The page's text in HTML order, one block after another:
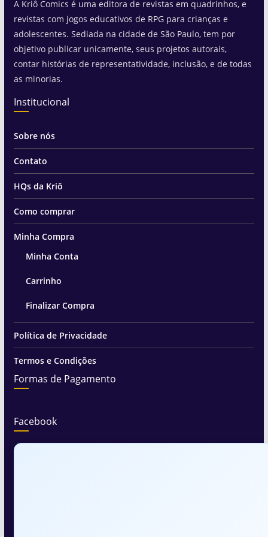
A Kriô Comics é uma editora de revistas em quadrinhos, e
revistas com jogos educativos de RPG para crianças e
adolescentes. Sediada na cidade de São Paulo, tem por
objetivo publicar unicamente, seus projetos autorais,
contar histórias de representatividade, inclusão, e de todas
as minorias.
Institucional
Sobre nós
Contato
HQs da Kriô
Como comprar
Minha Compra
Minha Conta
Carrinho
Finalizar Compra
Política de Privacidade
Termos e Condições
Formas de Pagamento
Facebook